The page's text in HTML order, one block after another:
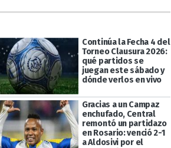
Continúa la Fecha 4 del
Torneo Clausura 2026:
qué partidos se
juegan este sábado y
dónde verlos en vivo
Gracias a un Campaz
enchufado, Central
remontó un partidazo
en Rosario: venció 2-1
a Aldosivi por el